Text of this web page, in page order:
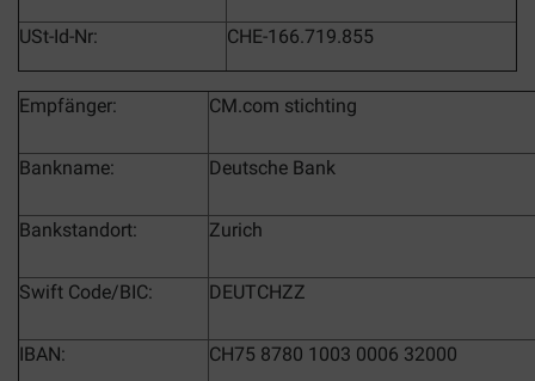
USt-Id-Nr: CHE-166.719.855
Empfänger: CM.com stichting
Bankname: Deutsche Bank
Bankstandort: Zurich
Swift Code/BIC: DEUTCHZZ
IBAN: CH75 8780 1003 0006 32000